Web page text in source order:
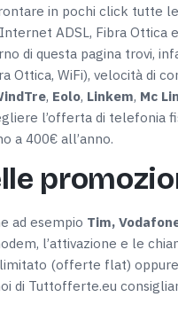
in pochi click tutte
ADSL, Fibra Ottica
di questa pagina trovi,
Ottica, WiFi), velocità di
, Eolo, Linkem, Mc
l’offerta di telefonia
a 400€ all’anno.
ad esempio Tim,
l’attivazione e le
(offerte flat)
di Tuttofferte.eu